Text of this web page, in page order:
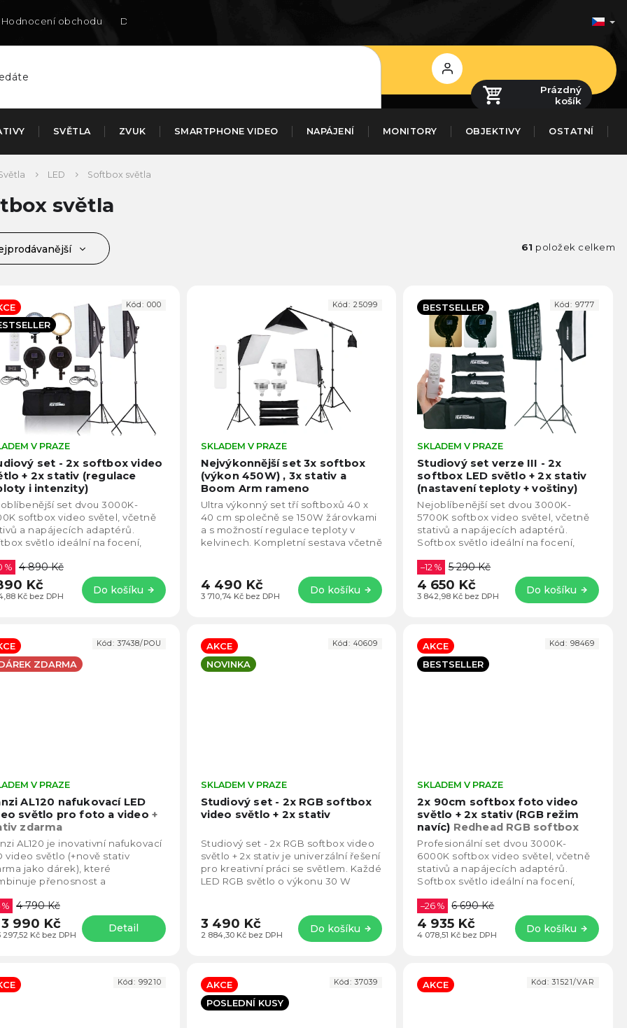
Hodnocení obchodu Doručení na SK
Přihlášení
Prázdný
košík
SVĚTLA ZVUK SMARTPHONE VIDEO NAPÁJENÍ MONITORY OBJEKTIVY OSTATNÍ
LED Softbox světla
světla
61 položek celkem
set - 2x softbox video
+ 2x stativ (regulace
i intenzity)
Průměrné
hodnocení
produktu
hvězdiček.
V PRAZE
Kč bez DPH
% 4 890 Kč
Kč Do košíku
set dvou 3000K-
softbox video světel, včetně
a napájecích adaptérů.
světlo ideální na focení,
je možné...
Kód: 000
Nejvýkonnější set 3x softbox
(výkon 450W) , 3x stativ a
Boom Arm rameno
Průměrné
hodnocení
produktu
hvězdiček.
SKLADEM V PRAZE
3 710,74 Kč bez DPH
4 490 Kč Do košíku
Ultra výkonný set tří softboxů 40 x
40 cm společně se 150W žárovkami
a s možností regulace teploty v
kelvinech. Kompletní sestava včetně
Kód:25099 BESTSELLER
Studiový set verze III - 2x
softbox LED světlo + 2x stativ
(nastavení teploty + voštiny)
Sada obsahuje voštiny pro
usměrnění světla
SKLADEM V PRAZE
3 842,98 Kč bez DPH
–12 % 5 290 Kč
4 650 Kč Do košíku
Nejoblíbenější set dvou 3000K-
5700K softbox video světel, včetně
stativů a napájecích adaptérů.
Softbox světlo ideální na focení,
panelu je možné...
Kód: 9777
ZDARMA
AL120 nafukovací LED
světlo pro foto a video +
zdarma
Průměrné
hodnocení
produktu
hvězdiček.
V PRAZE
297,52 Kč bez DPH
%
4 790 Kč
3 990 Kč Detail
AL120 je inovativní nafukovací
video světlo (+nově stativ
jako dárek), které
přenosnost a
foto video světlo...
Kód:37438/POU
AKCE
NOVINKA
Studiový set - 2x RGB softbox
video světlo + 2x stativ
Průměrné
hodnocení
produktu
hvězdiček.
SKLADEM V PRAZE
2 884,30 Kč bez DPH
3 490 Kč Do košíku
Studiový set - 2x RGB softbox video
světlo + 2x stativ je univerzální řešení
pro kreativní práci se světlem. Každé
LED RGB světlo o výkonu 30 W
Kód:40609
AKCE
BESTSELLER
2x 90cm softbox foto video
světlo + 2x stativ (RGB režim
navíc) Redhead RGB softbox
SKLADEM V PRAZE
4 078,51 Kč bez DPH
–26 % 6 690 Kč
4 935 Kč Do košíku
Profesionální set dvou 3000K-
6000K softbox video světel, včetně
stativů a napájecích adaptérů.
Softbox světlo ideální na focení,
panelu je možné...
Kód: 98469
Kód: 99210
AKCE
POSLEDNÍ KUSY
Kód:37039 AKCE Kód:31521/VAR